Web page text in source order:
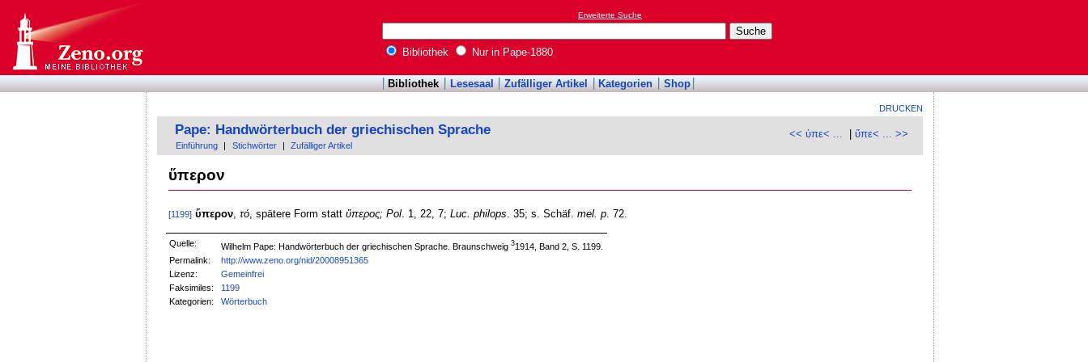
Erweiterte Suche
Bibliothek Nur in Pape-1880
Bibliothek Lesesaal Zufälliger Artikel Kategorien Shop
DRUCKEN
<< ὑπε< ... |ὕπε< ... >>
Pape: Handwörterbuch der griechischen Sprache
Einführung Stichwörter Zufälliger Artikel
ὕπερον
[1199] ὕπερον, τό, spätere Form statt ὕπερος; Pol. 1, 22, 7; Luc. philops . 35; s. Schäf. mel. p. 72.
Quelle: Wilhelm Pape: Handwörterbuch der griechischen Sprache. Braunschweig31914, Band 2, S. 1199.
Permalink:
http://www.zeno.org/nid/20008951365
Lizenz:
Gemeinfrei
Faksimiles:
1199
Kategorien:
Wörterbuch